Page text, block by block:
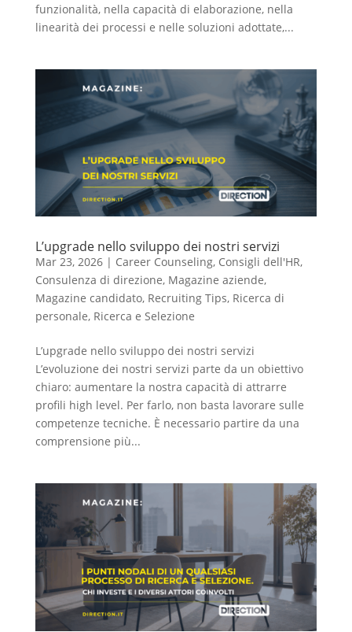
funzionalità, nella capacità di elaborazione, nella
linearità dei processi e nelle soluzioni adottate,...
L’upgrade nello sviluppo dei nostri servizi
Mar 23, 2026| Career Counseling, Consigli dell'HR,
Consulenza di direzione, Magazine aziende,
Magazine candidato, Recruiting Tips, Ricerca di
personale, Ricerca e Selezione
L’upgrade nello sviluppo dei nostri servizi
L’evoluzione dei nostri servizi parte da un obiettivo
chiaro: aumentare la nostra capacità di attrarre
profili high level. Per farlo, non basta lavorare sulle
competenze tecniche. È necessario partire da una
comprensione più...